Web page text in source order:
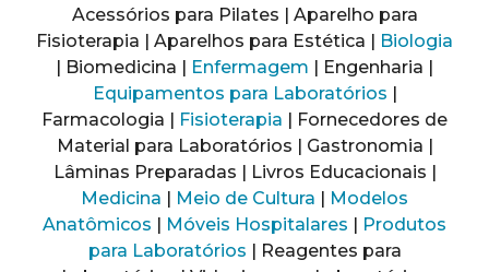
Acessórios para Pilates | Aparelho para
Fisioterapia | Aparelhos para Estética | Biologia
| Biomedicina | Enfermagem | Engenharia |
Equipamentos para Laboratórios |
Farmacologia | Fisioterapia | Fornecedores de
Material para Laboratórios | Gastronomia |
Lâminas Preparadas | Livros Educacionais |
Medicina | Meio de Cultura | Modelos
Anatômicos | Móveis Hospitalares | Produtos
para Laboratórios | Reagentes para